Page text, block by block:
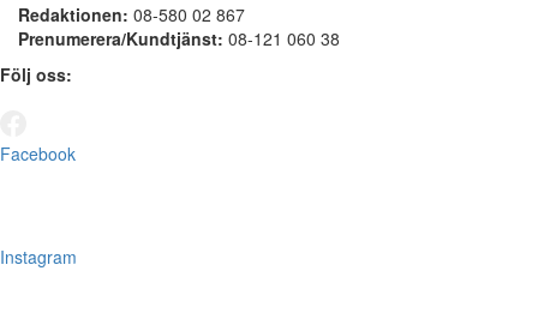
Redaktionen: 08-580 02 867
Prenumerera/Kundtjänst: 08-121 060 38
Följ oss:
Facebook
Instagram